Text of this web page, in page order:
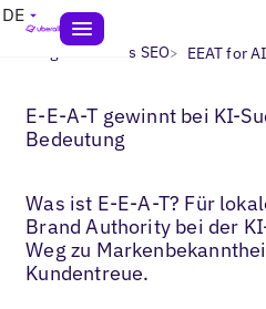
DE
Blogs> Lokales SEO> EEAT for
E-E-A-T gewinnt bei KI-
Bedeutung
Was ist E-E-A-T? Für
Brand Authority bei der
Weg zu
Kundentreue.